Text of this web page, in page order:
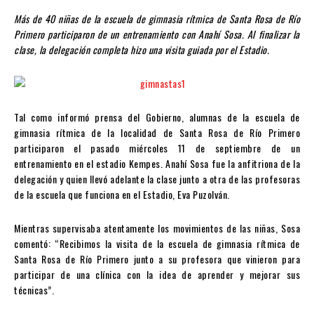
Más de 40 niñas de la escuela de gimnasia rítmica de Santa Rosa de Río
Primero participaron de un entrenamiento con Anahí Sosa. Al finalizar la
clase, la delegación completa hizo una visita guiada por el Estadio.
Tal como informó prensa del Gobierno, alumnas de la escuela de
gimnasia rítmica de la localidad de Santa Rosa de Río Primero
participaron el pasado miércoles 11 de septiembre de un
entrenamiento en el estadio Kempes. Anahí Sosa fue la anfitriona de la
delegación y quien llevó adelante la clase junto a otra de las profesoras
de la escuela que funciona en el Estadio, Eva Puzolván.
Mientras supervisaba atentamente los movimientos de las niñas, Sosa
comentó: “Recibimos la visita de la escuela de gimnasia rítmica de
Santa Rosa de Río Primero junto a su profesora que vinieron para
participar de una clínica con la idea de aprender y mejorar sus
técnicas”.